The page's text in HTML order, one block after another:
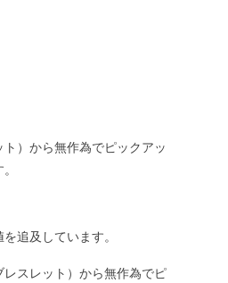
）から無作為でピックアッ
追及しています。
スレット）から無作為でピ